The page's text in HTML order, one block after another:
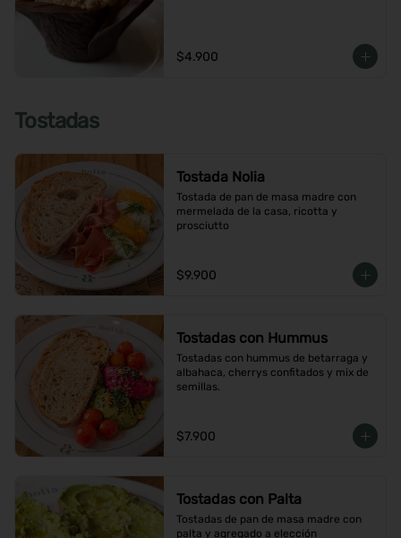
$4.900
Tostadas
Tostada Nolia
Tostada de pan de masa madre con
mermelada de la casa, ricotta y
prosciutto
$9.900
Tostadas con Hummus
Tostadas con hummus de betarraga y
albahaca, cherrys confitados y mix de
semillas.
$7.900
Tostadas con Palta
Tostadas de pan de masa madre con
palta y agregado a elección